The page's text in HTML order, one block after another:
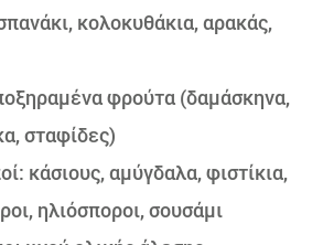
κολοκυθάκια, αρακάς,
φρούτα (δαμάσκηνα,
σταφίδες)
κάσιους, αμύγδαλα, φιστίκια,
ηλιόσποροι, σουσάμι